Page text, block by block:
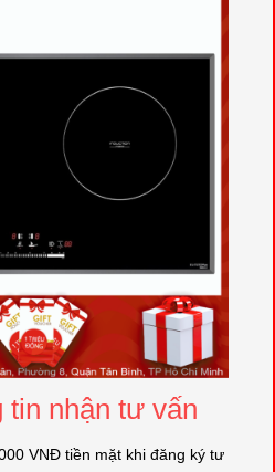
tin nhận tư vấn
VNĐ tiền mặt khi đăng ký tư